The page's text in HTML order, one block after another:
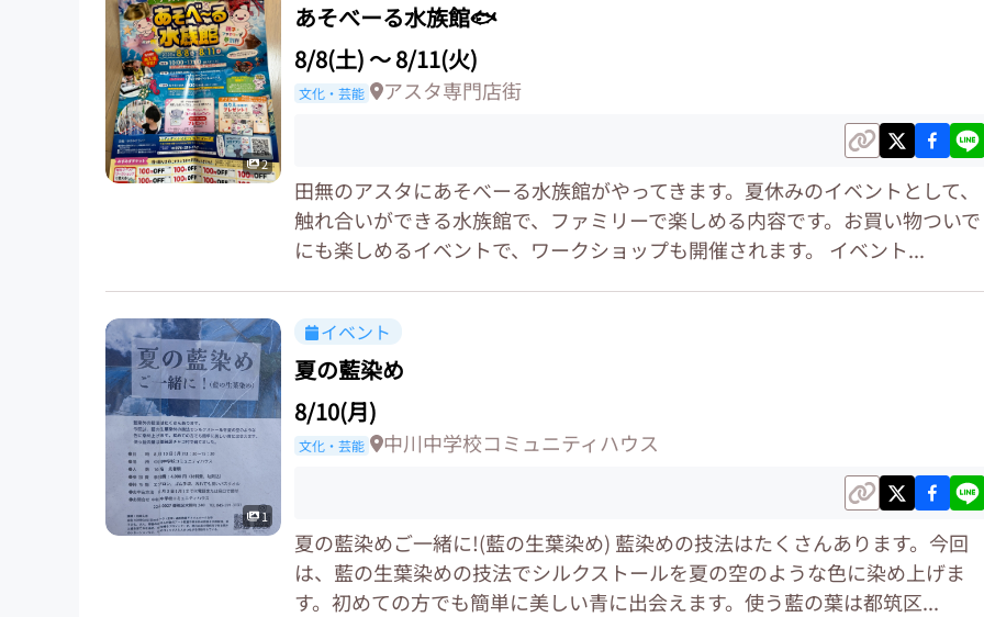
2
あそべーる水族館🐟
8/8(土)〜8/11(火)
文化・芸能 アスタ専門店街
田無のアスタにあそべーる水族館がやってきます。夏休みのイベントとして、
触れ合いができる水族館で、ファミリーで楽しめる内容です。お買い物ついで
にも楽しめるイベントで、ワークショップも開催されます。 イベント...
1
イベント
夏の藍染め
8/10(月)
文化・芸能 中川中学校コミュニティハウス
夏の藍染めご一緒に!(藍の生葉染め) 藍染めの技法はたくさんあります。今回
は、藍の生葉染めの技法でシルクストールを夏の空のような色に染め上げま
す。初めての方でも簡単に美しい青に出会えます。使う藍の葉は都筑区...